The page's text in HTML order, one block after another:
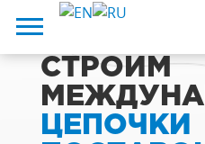
СТРОИМ
ЦЕПОЧКИ